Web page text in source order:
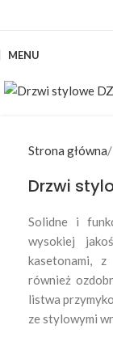
MENU
Strona główna
Drzwi
Solidne i
wysokiej
kasetonami, z
również
listwa
ze stylowymi